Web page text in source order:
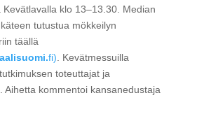
Kevätlavalla klo 13–13.30. Median
tutustua mökkeilyn
täällä
fi). Kevätmessuilla
toteuttajat ja
Aihetta kommentoi kansanedustaja